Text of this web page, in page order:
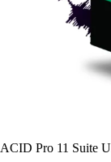
ACID Pro 11 Suite